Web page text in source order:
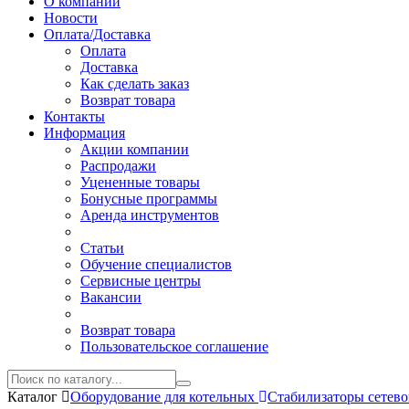
Новости
Оплата/Доставка
Оплата
Доставка
Как сделать заказ
Возврат товара
Контакты
Информация
Акции компании
Распродажи
Уцененные товары
Бонусные программы
Аренда инструментов
Статьи
Обучение специалистов
Сервисные центры
Вакансии
Возврат товара
Пользовательское соглашение
Каталог Оборудование для котельных Стабилизаторы